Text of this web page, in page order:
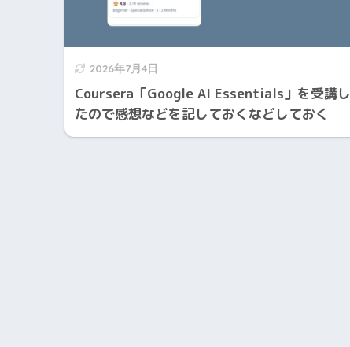
2026年7月4日
Coursera「Google AI Essentials」を受講し
たので感想などを記しておくなどしておく